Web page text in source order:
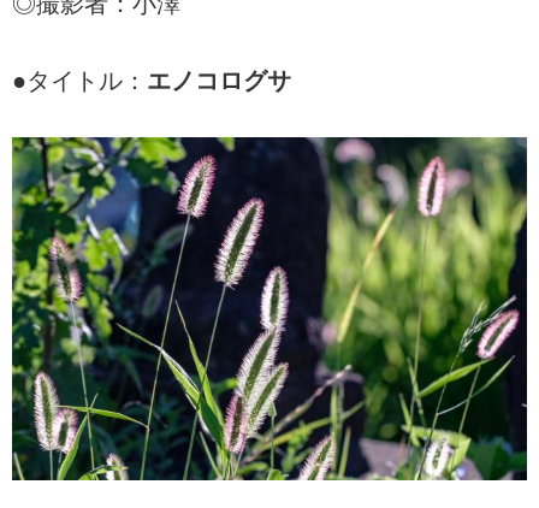
●タイトル： エノコログサ